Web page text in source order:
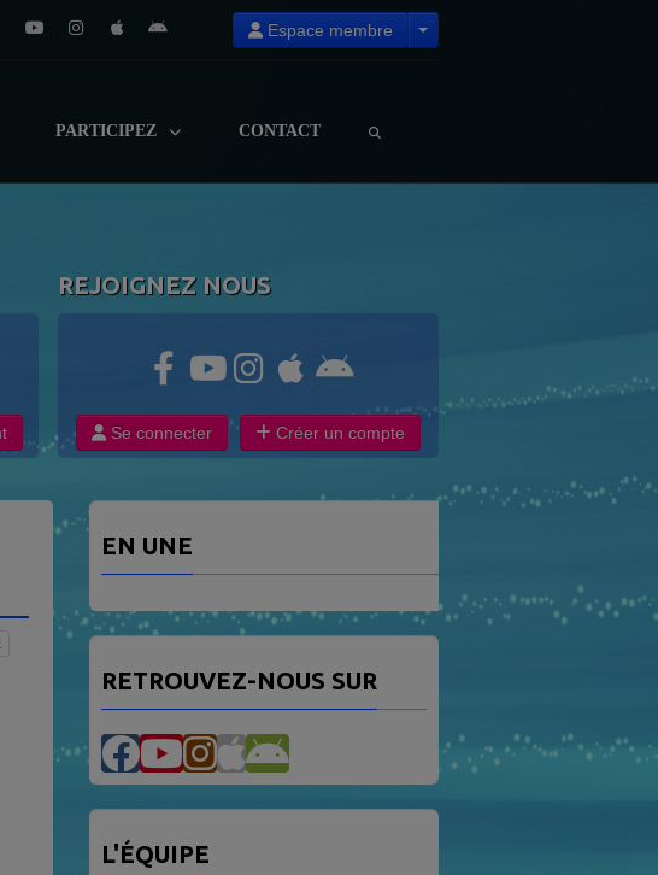
Espace membre
PARTICIPEZ CONTACT
REJOIGNEZ NOUS
Se connecter Créer un compte
EN UNE
RETROUVEZ-NOUS SUR
L'ÉQUIPE